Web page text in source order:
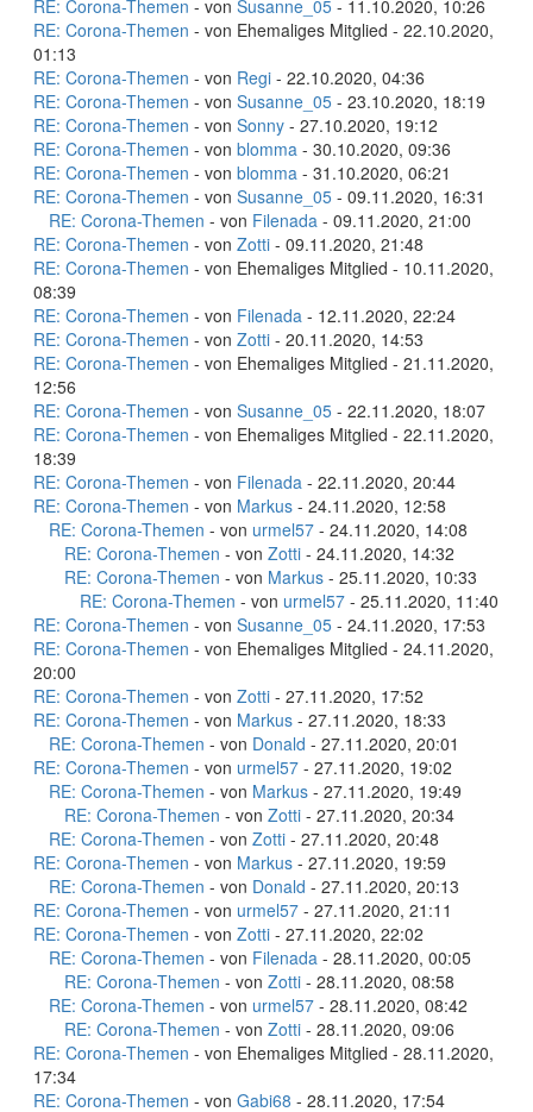
RE: Corona-Themen - von Susanne_05 - 11.10.2020, 10:26
RE: Corona-Themen - von Ehemaliges Mitglied - 22.10.2020,
01:13
RE: Corona-Themen - von Regi - 22.10.2020, 04:36
RE: Corona-Themen - von Susanne_05 - 23.10.2020, 18:19
RE: Corona-Themen - von Sonny - 27.10.2020, 19:12
RE: Corona-Themen - von blomma - 30.10.2020, 09:36
RE: Corona-Themen - von blomma - 31.10.2020, 06:21
RE: Corona-Themen - von Susanne_05 - 09.11.2020, 16:31
RE: Corona-Themen - von Filenada - 09.11.2020, 21:00
RE: Corona-Themen - von Zotti - 09.11.2020, 21:48
RE: Corona-Themen - von Ehemaliges Mitglied - 10.11.2020,
08:39
RE: Corona-Themen - von Filenada - 12.11.2020, 22:24
RE: Corona-Themen - von Zotti - 20.11.2020, 14:53
RE: Corona-Themen - von Ehemaliges Mitglied - 21.11.2020,
12:56
RE: Corona-Themen - von Susanne_05 - 22.11.2020, 18:07
RE: Corona-Themen - von Ehemaliges Mitglied - 22.11.2020,
18:39
RE: Corona-Themen - von Filenada - 22.11.2020, 20:44
RE: Corona-Themen - von Markus - 24.11.2020, 12:58
RE: Corona-Themen - von urmel57 - 24.11.2020, 14:08
RE: Corona-Themen - von Zotti - 24.11.2020, 14:32
RE: Corona-Themen - von Markus - 25.11.2020, 10:33
RE: Corona-Themen - von urmel57 - 25.11.2020, 11:40
RE: Corona-Themen - von Susanne_05 - 24.11.2020, 17:53
RE: Corona-Themen - von Ehemaliges Mitglied - 24.11.2020,
20:00
RE: Corona-Themen - von Zotti - 27.11.2020, 17:52
RE: Corona-Themen - von Markus - 27.11.2020, 18:33
RE: Corona-Themen - von Donald - 27.11.2020, 20:01
RE: Corona-Themen - von urmel57 - 27.11.2020, 19:02
RE: Corona-Themen - von Markus - 27.11.2020, 19:49
RE: Corona-Themen - von Zotti - 27.11.2020, 20:34
RE: Corona-Themen - von Zotti - 27.11.2020, 20:48
RE: Corona-Themen - von Markus - 27.11.2020, 19:59
RE: Corona-Themen - von Donald - 27.11.2020, 20:13
RE: Corona-Themen - von urmel57 - 27.11.2020, 21:11
RE: Corona-Themen - von Zotti - 27.11.2020, 22:02
RE: Corona-Themen - von Filenada - 28.11.2020, 00:05
RE: Corona-Themen - von Zotti - 28.11.2020, 08:58
RE: Corona-Themen - von urmel57 - 28.11.2020, 08:42
RE: Corona-Themen - von Zotti - 28.11.2020, 09:06
RE: Corona-Themen - von Ehemaliges Mitglied - 28.11.2020,
17:34
RE: Corona-Themen - von Gabi68 - 28.11.2020, 17:54